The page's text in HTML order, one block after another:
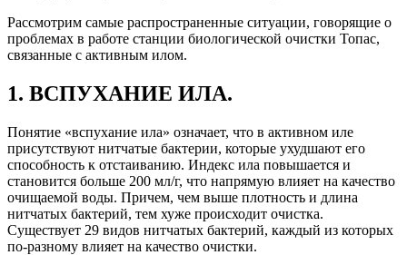
Рассмотрим самые распространенные ситуации, говорящие о
проблемах в работе станции биологической очистки Топас,
связанные с активным илом.
1. ВСПУХАНИЕ ИЛА.
Понятие «вспухание ила» означает, что в активном иле
присутствуют нитчатые бактерии, которые ухудшают его
способность к отстаиванию. Индекс ила повышается и
становится больше 200 мл/г, что напрямую влияет на качество
очищаемой воды. Причем, чем выше плотность и длина
нитчатых бактерий, тем хуже происходит очистка.
Существует 29 видов нитчатых бактерий, каждый из которых
по-разному влияет на качество очистки.